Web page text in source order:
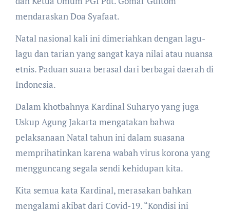
mendaraskan Doa Syafaat.
Natal nasional kali ini dimeriahkan dengan lagu-
lagu dan tarian yang sangat kaya nilai atau nuansa
etnis. Paduan suara berasal dari berbagai daerah di
Indonesia.
Dalam khotbahnya Kardinal Suharyo yang juga
Uskup Agung Jakarta mengatakan bahwa
pelaksanaan Natal tahun ini dalam suasana
memprihatinkan karena wabah virus korona yang
mengguncang segala sendi kehidupan kita.
Kita semua kata Kardinal, merasakan bahkan
mengalami akibat dari Covid-19. “Kondisi ini